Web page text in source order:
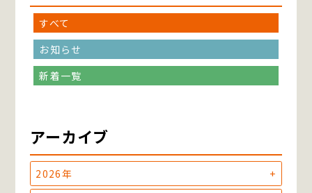
すべて
お知らせ
新着一覧
アーカイブ
2026年